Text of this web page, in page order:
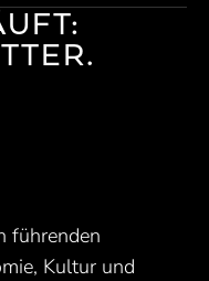
führenden
Kultur und